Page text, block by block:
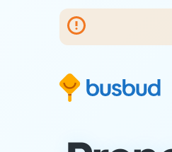
al modulo di ricerca
Passa al contenuto
Vai al piè di pagina